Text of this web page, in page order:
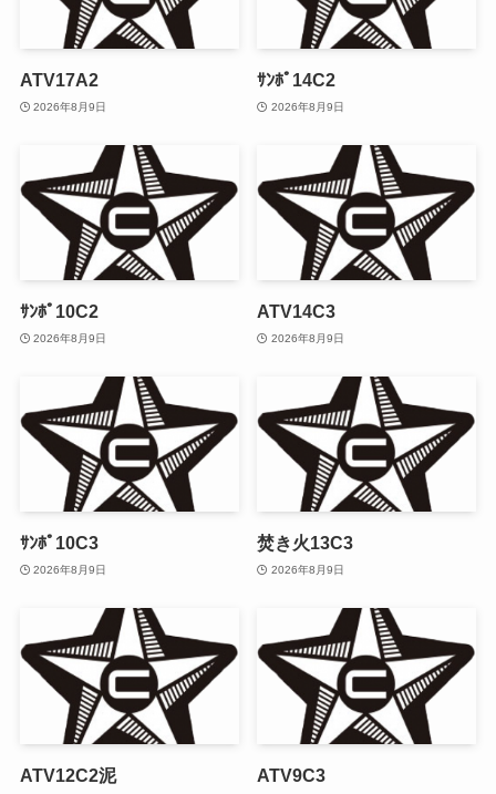
ATV17A2
2026年8月9日
ｻﾝﾎﾟ14C2
2026年8月9日
ｻﾝﾎﾟ10C2
2026年8月9日
ATV14C3
2026年8月9日
ｻﾝﾎﾟ10C3
2026年8月9日
焚き火13C3
2026年8月9日
ATV12C2泥 ATV9C3